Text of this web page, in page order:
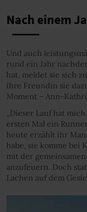
Nach einem
Und auch
rund ein Jahr
hat, meldet sie sich
ihre Freundin sie
Moment – Ann-
„Dieser Lauf hat
ersten Mal ein
heute erzählt ihr
habe, sie komme bei
mit der
anzufeuern. Doch
Lachen auf dem